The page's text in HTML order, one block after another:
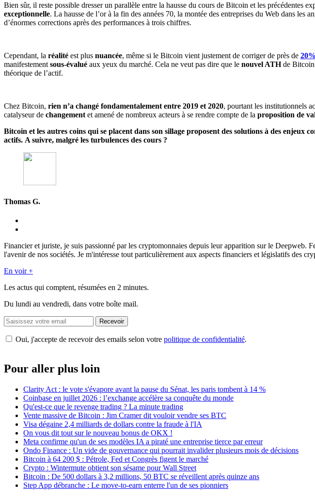
Bien sûr, il reste possible dresser un parallèle entre la hausse du cours de Bitcoin et les précédentes
exceptionnelle. La hausse de l’or à la fin des années 70, la montée des entreprises du Web dans les
d’énormes corrections après des performances à trois chiffres.
Cependant, la réalité est plus nuancée, même si le Bitcoin vient justement de corriger de près de 20%
manifestement sous-évalué aux yeux du marché. Cela ne veut pas dire que le nouvel ATHde Bitcoin
théorique de l’actif.
Chez Bitcoin, rien n’a changé fondamentalement entre 2019 et 2020, pourtant les institutionnels
catalyseur de changement et amené de nombreux acteurs à se rendre compte de la proposition de
Bitcoin et les autres coins qui se placent dans son sillage proposent des solutions à des
actifs. A suivre, malgré les turbulences des cours ?
Thomas G.
Financier et juriste, je suis passionné par les cryptomonnaies depuis leur apparition sur le
l'avenir de nos sociétés. Je m'intéresse tout particulièrement aux aspects financiers et législatifs des
En voir +
Les actus qui comptent, résumées en 2 minutes.
Du lundi au vendredi, dans votre boîte mail.
Recevoir
Oui, j'accepte de recevoir des emails selon votre politique de confidentialité.
Pour aller plus loin
Clarity Act : le vote s'évapore avant la pause du Sénat, les paris tombent à 14 %
Coinbase en juillet 2026 : l’exchange accélère sa conquête du monde
Qu'est-ce que le revenge trading ? La minute trading
Vente massive de Bitcoin : Jim Cramer dit vouloir vendre ses BTC
Visa dégaine 2,4 milliards de dollars contre la fraude à l'IA
On vous dit tout sur le nouveau bonus de OKX !
Meta confirme qu'un de ses modèles IA a piraté une entreprise tierce par erreur
Ondo Finance : Un vide de gouvernance qui pourrait invalider plusieurs mois de décisions
Bitcoin à 64 200 $ : Pétrole, Fed et Congrès figent le marché
Crypto : Wintermute obtient son sésame pour Wall Street
Bitcoin : De 500 dollars à 3,2 millions, 50 BTC se réveillent après quinze ans
Step App débranche : Le move-to-earn enterre l'un de ses pionniers